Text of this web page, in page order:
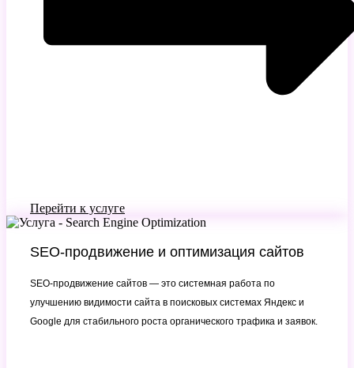
Перейти к услуге
SEO-продвижение и оптимизация сайтов
SEO-продвижение сайтов — это системная работа по
улучшению видимости сайта в поисковых системах Яндекс и
Google для стабильного роста органического трафика и заявок.